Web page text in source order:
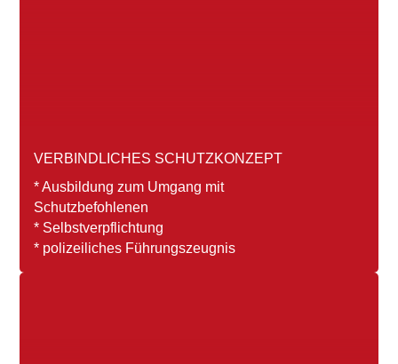
VERBINDLICHES SCHUTZKONZEPT
* Ausbildung zum Umgang mit
Schutzbefohlenen
* Selbstverpflichtung
* polizeiliches Führungszeugnis